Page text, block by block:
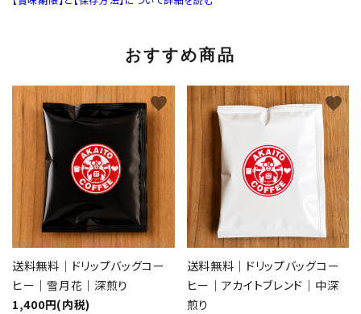
おすすめ商品
送料無料｜ドリップバッグコー
ヒー｜雪月花｜深煎り
1,400円(内税)
favorite
送料無料｜ドリップバッグコー
ヒー｜アカイトブレンド｜中深
煎り
favorite